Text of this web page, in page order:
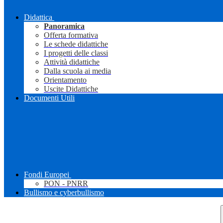
Didattica
Panoramica
Offerta formativa
Le schede didattiche
I progetti delle classi
Attività didattiche
Dalla scuola ai media
Orientamento
Uscite Didattiche
Documenti Utili
Fondi Europei
PON - PNRR
Bullismo e cyberbullismo